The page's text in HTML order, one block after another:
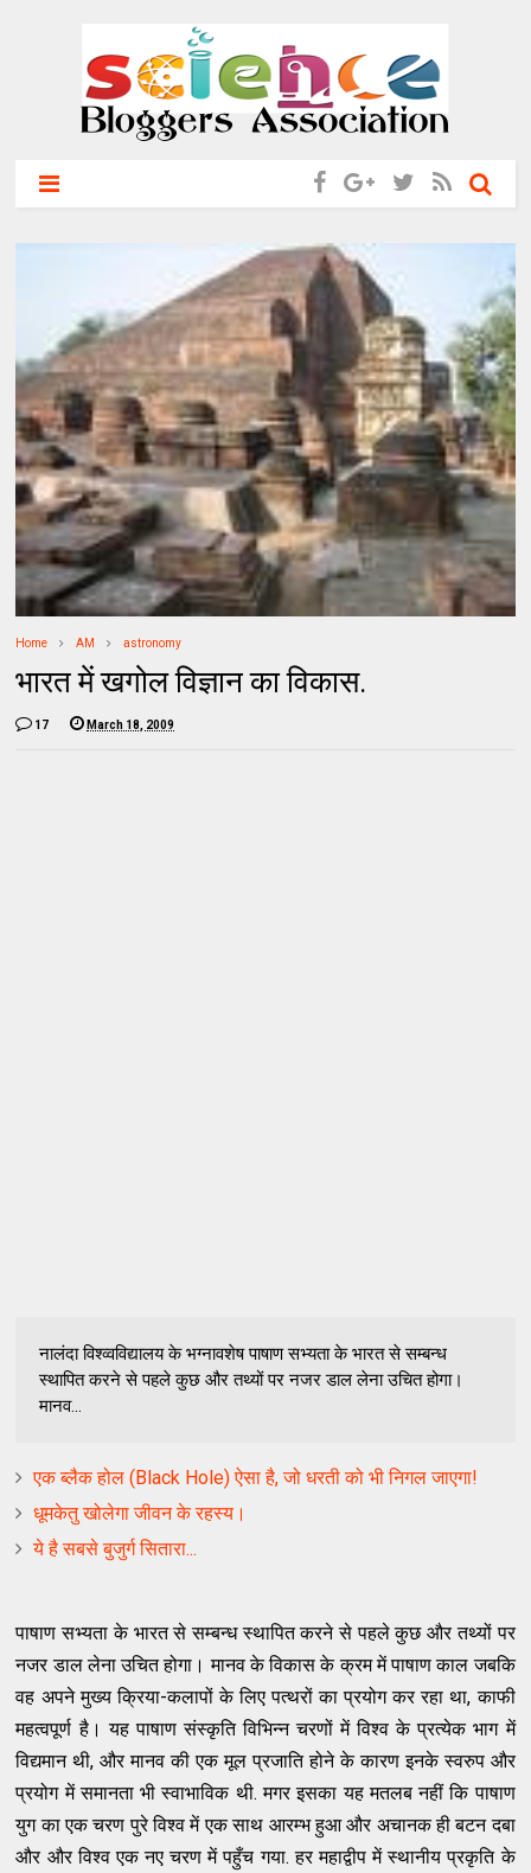
Home AM astronomy
भारत में खगोल विज्ञान का विकास.
17 March 18, 2009
नालंदा विश्व्वविद्यालय के भग्नावशेष पाषाण सभ्यता के भारत से सम्बन्ध
स्थापित करने से पहले कुछ और तथ्यों पर नजर डाल लेना उचित होगा।
मानव...
एक ब्‍लैक होल (Black Hole) ऐसा है, जो धरती को भी निगल जाएगा!
धूमकेतु खोलेगा जीवन के रहस्‍य।
ये है सबसे बुजुर्ग सितारा...
पाषाण सभ्यता के भारत से सम्बन्ध स्थापित करने से पहले कुछ और तथ्यों पर
नजर डाल लेना उचित होगा। मानव के विकास के क्रम में पाषाण काल जबकि
वह अपने मुख्य क्रिया-कलापों के लिए पत्थरों का प्रयोग कर रहा था, काफी
महत्वपूर्ण है। यह पाषाण संस्कृति विभिन्न चरणों में विश्व के प्रत्येक भाग में
विद्यमान थी, और मानव की एक मूल प्रजाति होने के कारण इनके स्वरुप और
प्रयोग में समानता भी स्वाभाविक थी. मगर इसका यह मतलब नहीं कि पाषाण
युग का एक चरण पुरे विश्व में एक साथ आरम्भ हुआ और अचानक ही बटन दबा
और और विश्व एक नए चरण में पहुँच गया. हर महाद्वीप में स्थानीय प्रकृति के